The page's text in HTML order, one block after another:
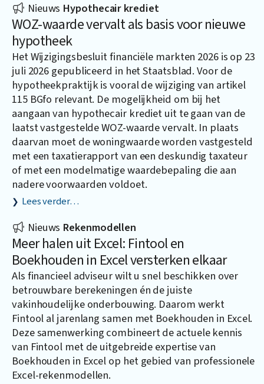
Nieuws Hypothecair krediet
WOZ-waarde vervalt als basis voor nieuwe
hypotheek
Het Wijzigingsbesluit financiële markten 2026 is op 23
juli 2026 gepubliceerd in het Staatsblad. Voor de
hypotheekpraktijk is vooral de wijziging van artikel
115 BGfo relevant. De mogelijkheid om bij het
aangaan van hypothecair krediet uit te gaan van de
laatst vastgestelde WOZ-waarde vervalt. In plaats
daarvan moet de woningwaarde worden vastgesteld
met een taxatierapport van een deskundig taxateur
of met een modelmatige waardebepaling die aan
nadere voorwaarden voldoet.
Lees verder…
Nieuws Rekenmodellen
Meer halen uit Excel: Fintool en
Boekhouden in Excel versterken elkaar
Als financieel adviseur wilt u snel beschikken over
betrouwbare berekeningen én de juiste
vakinhoudelijke onderbouwing. Daarom werkt
Fintool al jarenlang samen met Boekhouden in Excel.
Deze samenwerking combineert de actuele kennis
van Fintool met de uitgebreide expertise van
Boekhouden in Excel op het gebied van professionele
Excel-rekenmodellen.